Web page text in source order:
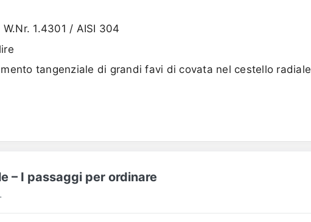
1.4301 / AISI 304
tangenziale di grandi favi di covata nel cestello radiale
– I passaggi per ordinare